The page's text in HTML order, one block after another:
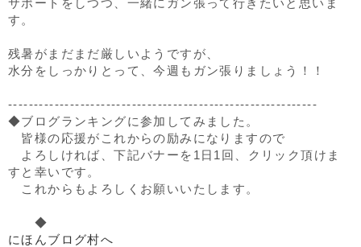
サポートをしつつ、一緒にガン張って行きたいと思いま
す。
残暑がまだまだ厳しいようですが、
水分をしっかりとって、今週もガン張りましょう！！
------------------------------------------------------------
◆ブログランキングに参加してみました。
皆様の応援がこれからの励みになりますので
よろしければ、下記バナーを1日1回、クリック頂けま
すと幸いです。
これからもよろしくお願いいたします。
◆
にほんブログ村へ